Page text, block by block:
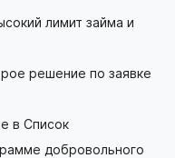
лимит займа и
решение по заявке
в Список
добровольного